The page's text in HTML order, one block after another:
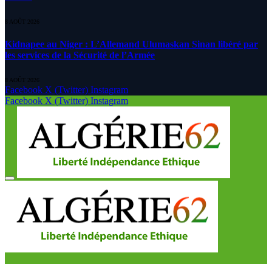
8 AOÛT 2026
Kidnapee au Niger : L’Allemand Ulumaskan Sinan libéré par
les services de la Sécurité de l’Armée
8 AOÛT 2026
Facebook X (Twitter) Instagram
Facebook X (Twitter) Instagram